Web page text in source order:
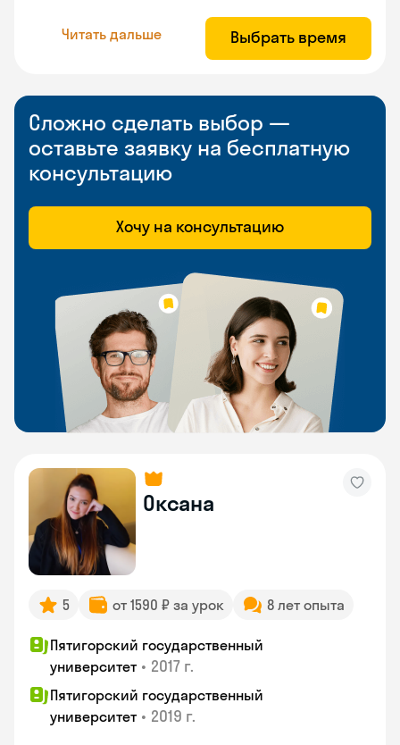
Читать дальше Выбрать время
Сложно сделать выбор —
оставьте заявку на бесплатную
консультацию
Хочу на консультацию
Оксана
5 от 1590 ₽ за урок 8 лет опыта
Пятигорский государственный
университет • 2017 г.
Пятигорский государственный
университет • 2019 г.